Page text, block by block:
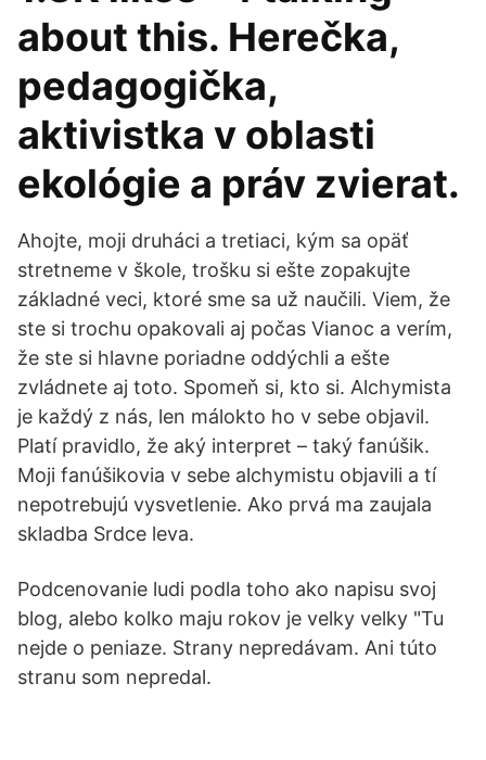
about this. Herečka,
pedagogička,
aktivistka v oblasti
ekológie a práv zvierat.
Ahojte, moji druháci a tretiaci, kým sa opäť
stretneme v škole, trošku si ešte zopakujte
základné veci, ktoré sme sa už naučili. Viem, že
ste si trochu opakovali aj počas Vianoc a verím,
že ste si hlavne poriadne oddýchli a ešte
zvládnete aj toto. Spomeň si, kto si. Alchymista
je každý z nás, len málokto ho v sebe objavil.
Platí pravidlo, že aký interpret – taký fanúšik.
Moji fanúšikovia v sebe alchymistu objavili a tí
nepotrebujú vysvetlenie. Ako prvá ma zaujala
skladba Srdce leva.
Podcenovanie ludi podla toho ako napisu svoj
blog, alebo kolko maju rokov je velky velky "Tu
nejde o peniaze. Strany nepredávam. Ani túto
stranu som nepredal.